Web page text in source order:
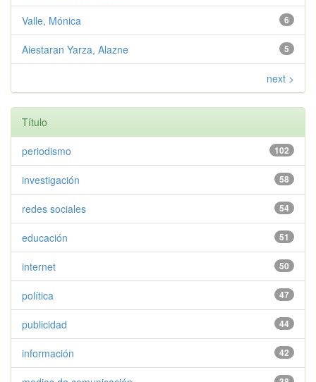
6
Valle, Mónica
5
Aiestaran Yarza, Alazne
next >
Título
102
periodismo
58
investigación
54
redes sociales
51
educación
50
internet
47
política
44
publicidad
42
información